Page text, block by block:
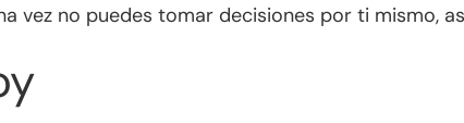
vez no puedes tomar decisiones por ti mismo,